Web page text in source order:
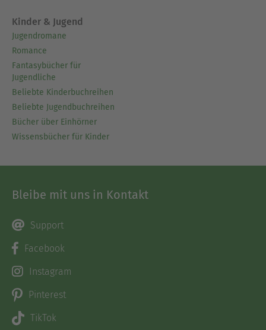
Kinder & Jugend
Jugendromane
Romance
Fantasybücher für
Jugendliche
Beliebte Kinderbuchreihen
Beliebte Jugendbuchreihen
Bücher über Einhörner
Wissensbücher für Kinder
Bleibe mit uns in Kontakt
Support
Facebook
Instagram
Pinterest
TikTok